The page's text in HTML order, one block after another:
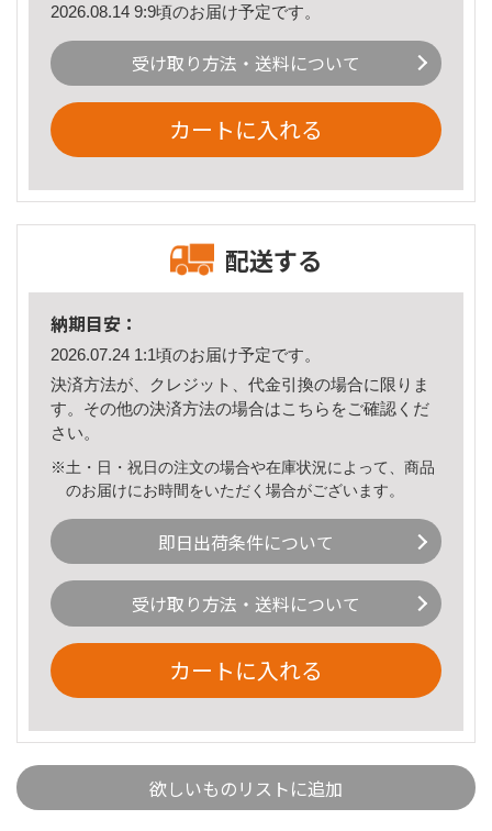
2026.08.14 9:9頃のお届け予定です。
受け取り方法・送料について
カートに入れる
配送する
納期目安：
2026.07.24 1:1頃のお届け予定です。
決済方法が、クレジット、代金引換の場合に限りま
す。その他の決済方法の場合はこちら をご確認くだ
さい。
※土・日・祝日の注文の場合や在庫状況によって、商品
のお届けにお時間をいただく場合がございます。
即日出荷条件について
受け取り方法・送料について
カートに入れる
欲しいものリストに追加